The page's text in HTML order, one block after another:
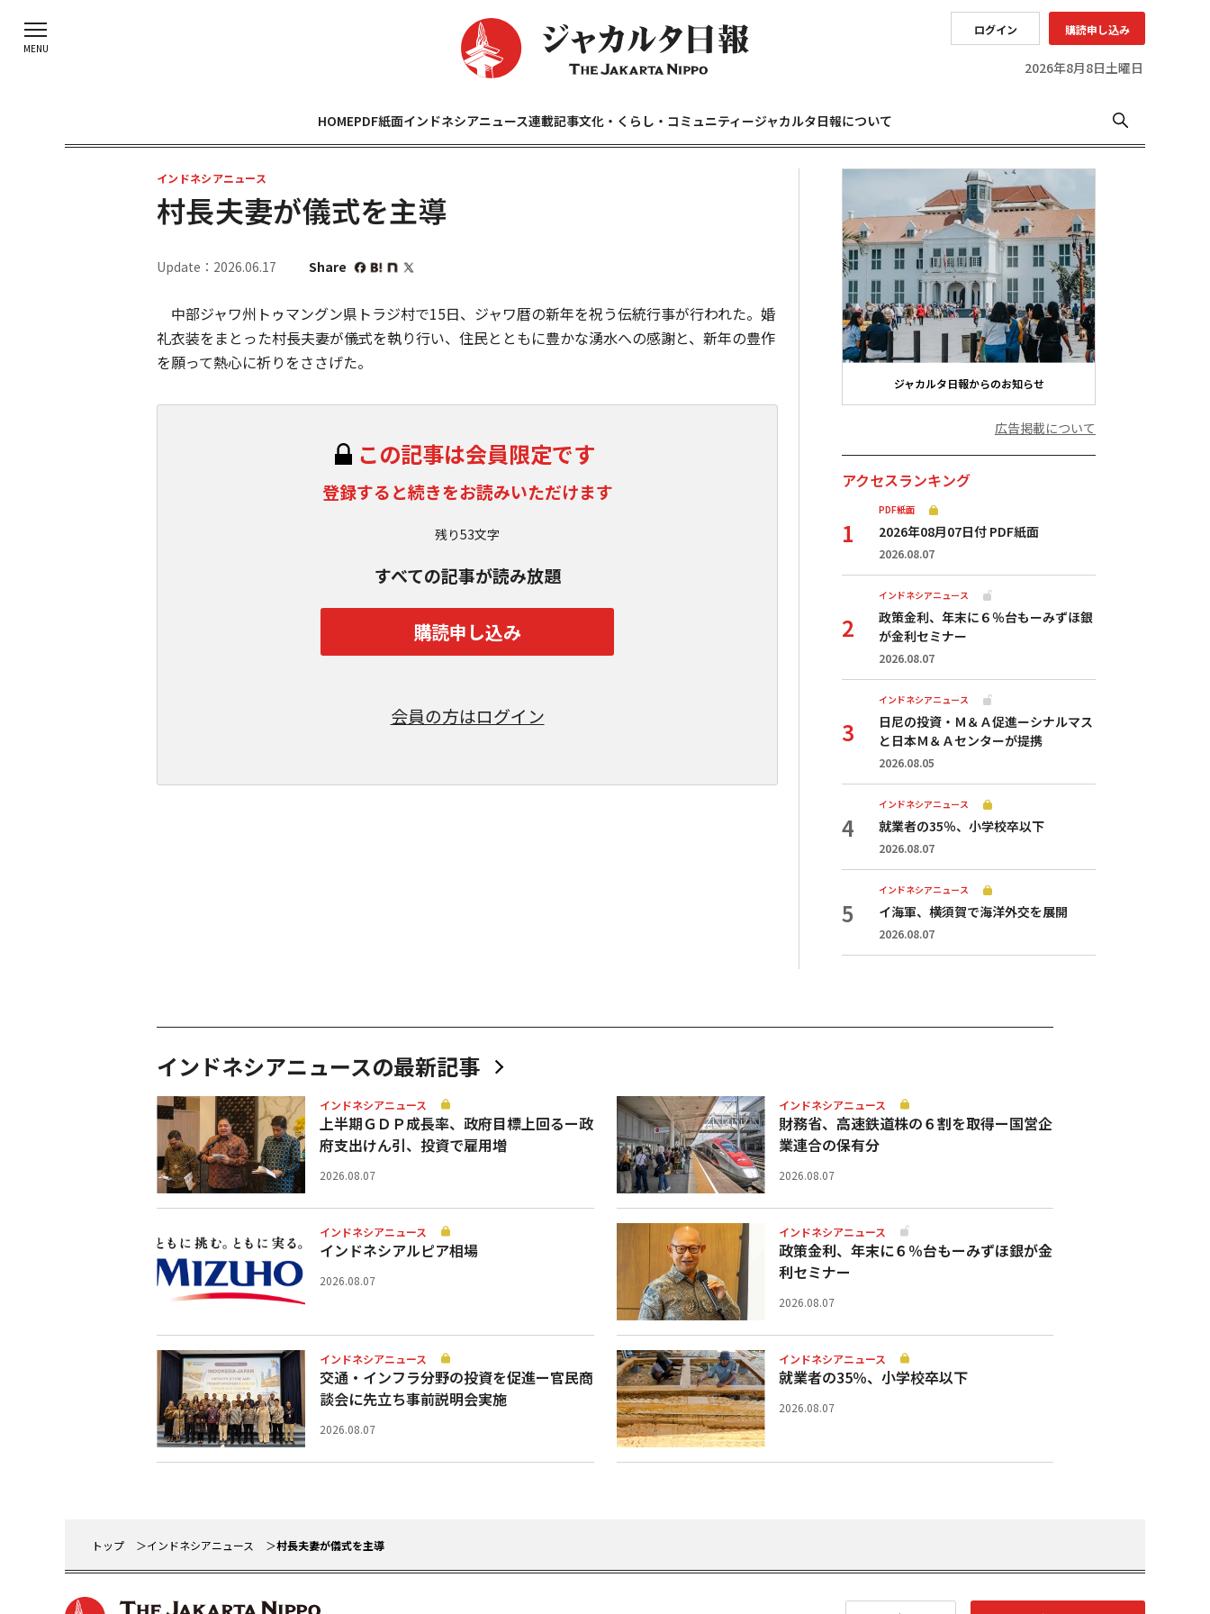
ログイン 購読申し込み
2026年8月8日土曜日
HOMEPDF紙面インドネシアニュース連載記事文化・くらし・コミュニティージャカルタ日報について
インドネシアニュース
村長夫妻が儀式を主導
Update：2026.06.17 Share
中部ジャワ州トゥマングン県トラジ村で15日、ジャワ暦の新年を祝う伝統行事が行われた。婚
礼衣装をまとった村長夫妻が儀式を執り行い、住民とともに豊かな湧水への感謝と、新年の豊作
を願って熱心に祈りをささげた。
この記事は会員限定です
登録すると続きをお読みいただけます
残り53文字
すべての記事が読み放題
購読申し込み
会員の方はログイン
ジャカルタ日報からのお知らせ
広告掲載について
アクセスランキング
PDF紙面
2026年08月07日付 PDF紙面
2026.08.07
インドネシアニュース
政策金利、年末に６％台もーみずほ銀
が金利セミナー
2026.08.07
インドネシアニュース
日尼の投資・Ｍ＆Ａ促進ーシナルマス
と日本Ｍ＆Ａセンターが提携
2026.08.05
インドネシアニュース
就業者の35％、小学校卒以下
2026.08.07
インドネシアニュース
イ海軍、横須賀で海洋外交を展開
2026.08.07
インドネシアニュースの最新記事
インドネシアニュース
上半期ＧＤＰ成長率、政府目標上回るー政
府支出けん引、投資で雇用増
2026.08.07
インドネシアニュース
財務省、高速鉄道株の６割を取得ー国営企
業連合の保有分
2026.08.07
インドネシアニュース
インドネシアルピア相場
2026.08.07
インドネシアニュース
政策金利、年末に６％台もーみずほ銀が金
利セミナー
2026.08.07
インドネシアニュース
交通・インフラ分野の投資を促進ー官民商
談会に先立ち事前説明会実施
2026.08.07
インドネシアニュース
就業者の35％、小学校卒以下
2026.08.07
トップ インドネシアニュース 村長夫妻が儀式を主導